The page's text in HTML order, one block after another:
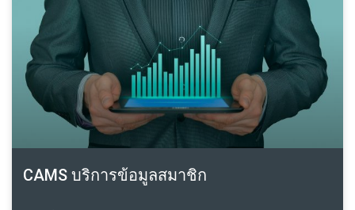
CAMS บริการข้อมูลสมาชิก